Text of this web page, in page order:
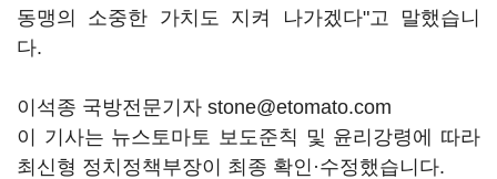
동맹의 소중한 가치도 지켜 나가겠다"고 말했습니
다.
이석종 국방전문기자 stone@etomato.com
이 기사는 뉴스토마토 보도준칙 및 윤리강령에 따라
최신형 정치정책부장이 최종 확인·수정했습니다.